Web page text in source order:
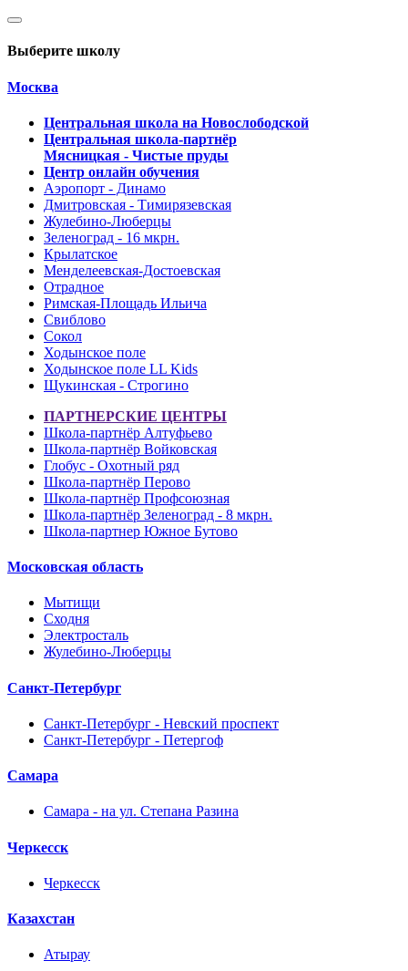
Выберите школу
Москва
Центральная школа на Новослободской
Центральная школа-партнёр
Мясницкая - Чистые пруды
Центр онлайн обучения
Аэропорт - Динамо
Дмитровская - Тимирязевская
Жулебино-Люберцы
Зеленоград - 16 мкрн.
Крылатское
Менделеевская-Достоевская
Отрадное
Римская-Площадь Ильича
Свиблово
Сокол
Ходынское поле
Ходынское поле LL Kids
Щукинская - Строгино
ПАРТНЕРСКИЕ ЦЕНТРЫ
Школа-партнёр Алтуфьево
Школа-партнёр Войковская
Глобус - Охотный ряд
Школа-партнёр Перово
Школа-партнёр Профсоюзная
Школа-партнёр Зеленоград - 8 мкрн.
Школа-партнер Южное Бутово
Московская область
Мытищи
Сходня
Электросталь
Жулебино-Люберцы
Санкт-Петербург
Санкт-Петербург - Невский проспект
Санкт-Петербург - Петергоф
Самара
Самара - на ул. Степана Разина
Черкесск
Черкесск
Казахстан
Атырау